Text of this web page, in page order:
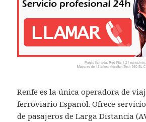
Renfe es la única operadora de
ferroviario Español. Ofrece
de pasajeros de Larga Distancia